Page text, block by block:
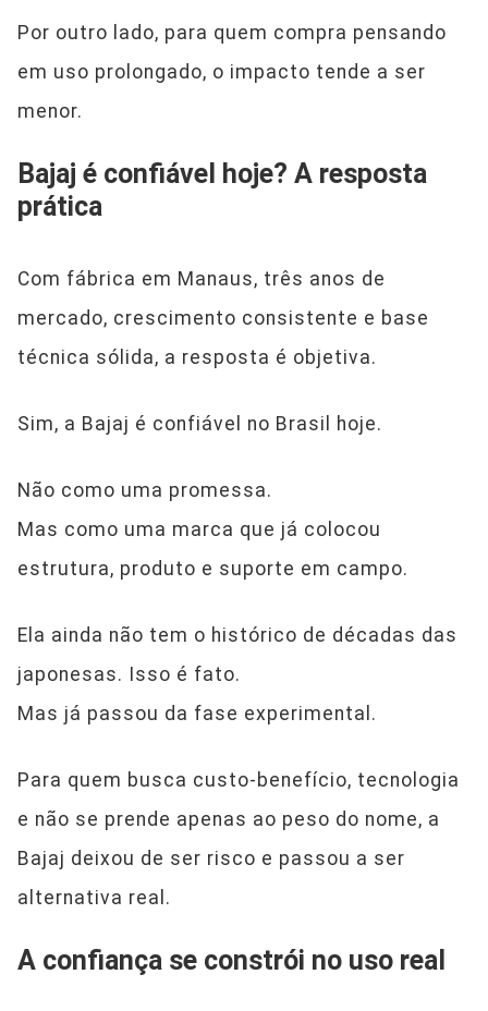
Por outro lado, para quem compra pensando
em uso prolongado, o impacto tende a ser
menor.
Bajaj é confiável hoje? A resposta
prática
Com fábrica em Manaus, três anos de
mercado, crescimento consistente e base
técnica sólida, a resposta é objetiva.
Sim, a Bajaj é confiável no Brasil hoje.
Não como uma promessa.
Mas como uma marca que já colocou
estrutura, produto e suporte em campo.
Ela ainda não tem o histórico de décadas das
japonesas. Isso é fato.
Mas já passou da fase experimental.
Para quem busca custo-benefício, tecnologia
e não se prende apenas ao peso do nome, a
Bajaj deixou de ser risco e passou a ser
alternativa real.
A confiança se constrói no uso real